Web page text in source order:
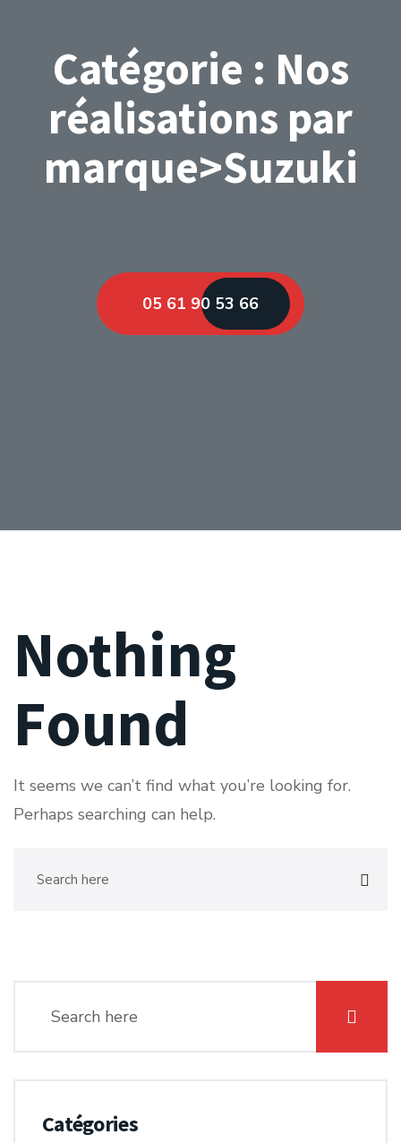
Catégorie : Nos
réalisations par
marque>Suzuki
05 61 90 53 66
Nothing
Found
It seems we can’t find what you’re looking for.
Perhaps searching can help.
Catégories